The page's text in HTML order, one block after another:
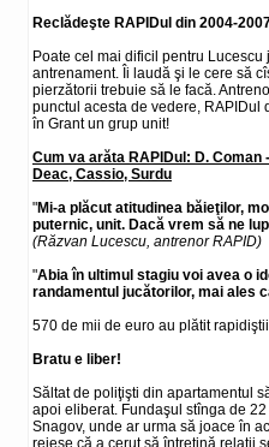
Reclădeşte RAPIDul din 2004-
Poate cel mai dificil pentru
antrenament. Îi laudă şi le cere să
pierzătorii trebuie să le facă.
punctul acesta de vedere,
în Grant un grup unit!
Cum va arăta RAPIDul: D.
Deac, Cassio, Surdu
"Mi-a plăcut atitudinea băieţilor,
puternic, unit. Dacă vrem să ne
(Răzvan Lucescu, antrenor RAPID)
"Abia în ultimul stagiu voi avea o
randamentul jucătorilor, mai ales
570 de mii de euro au plătit
Bratu e liber!
Săltat de poliţişti din apartamentul
apoi eliberat. Fundaşul stînga de
Snagov, unde ar urma să joace în
reiese că a cerut să întreţină relaţii